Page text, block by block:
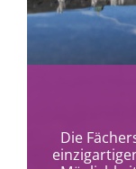
Die